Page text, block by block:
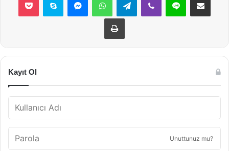
Yazdır
Kayıt Ol
Unuttunuz mu?